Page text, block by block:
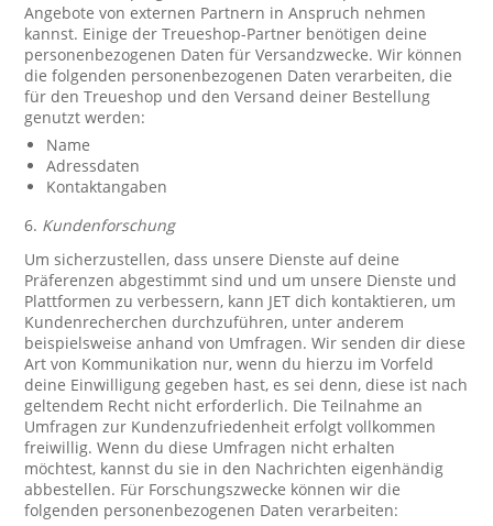
Angebote von externen Partnern in Anspruch nehmen
kannst. Einige der Treueshop-Partner benötigen deine
personenbezogenen Daten für Versandzwecke. Wir können
die folgenden personenbezogenen Daten verarbeiten, die
für den Treueshop und den Versand deiner Bestellung
genutzt werden:
Name
Adressdaten
Kontaktangaben
6. Kundenforschung
Um sicherzustellen, dass unsere Dienste auf deine
Präferenzen abgestimmt sind und um unsere Dienste und
Plattformen zu verbessern, kann JET dich kontaktieren, um
Kundenrecherchen durchzuführen, unter anderem
beispielsweise anhand von Umfragen. Wir senden dir diese
Art von Kommunikation nur, wenn du hierzu im Vorfeld
deine Einwilligung gegeben hast, es sei denn, diese ist nach
geltendem Recht nicht erforderlich. Die Teilnahme an
Umfragen zur Kundenzufriedenheit erfolgt vollkommen
freiwillig. Wenn du diese Umfragen nicht erhalten
möchtest, kannst du sie in den Nachrichten eigenhändig
abbestellen. Für Forschungszwecke können wir die
folgenden personenbezogenen Daten verarbeiten: